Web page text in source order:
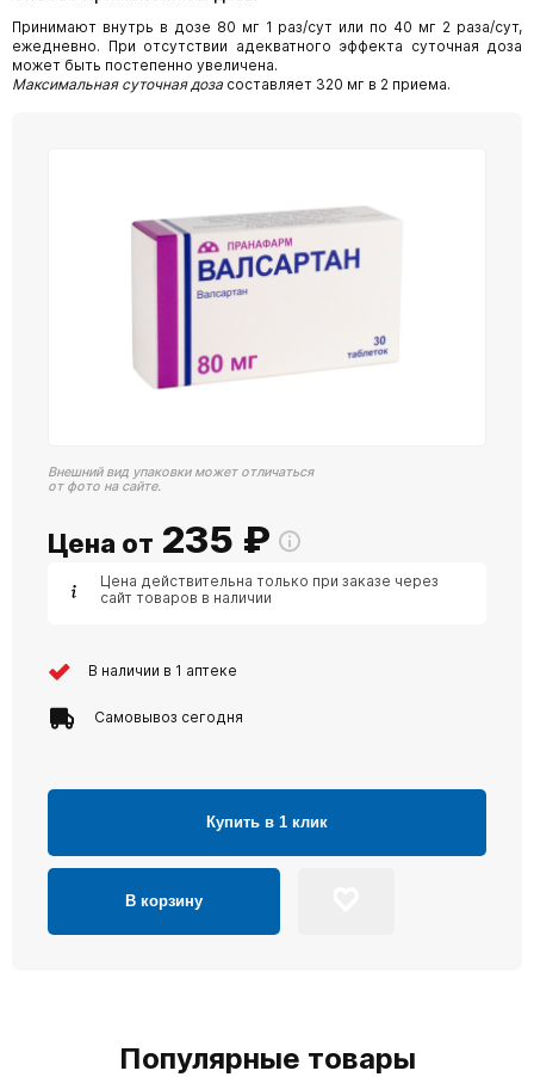
Принимают внутрь в дозе 80 мг 1 раз/сут или по 40 мг 2 раза/сут,
ежедневно. При отсутствии адекватного эффекта суточная доза
может быть постепенно увеличена.
Максимальная суточная доза составляет 320 мг в 2 приема.
Внешний вид упаковки может отличаться
от фото на сайте.
Цена от 235 ₽
Цена действительна только при заказе через
сайт товаров в наличии
В наличии в 1 аптеке
Самовывоз сегодня
Купить в 1 клик
В корзину
Популярные товары